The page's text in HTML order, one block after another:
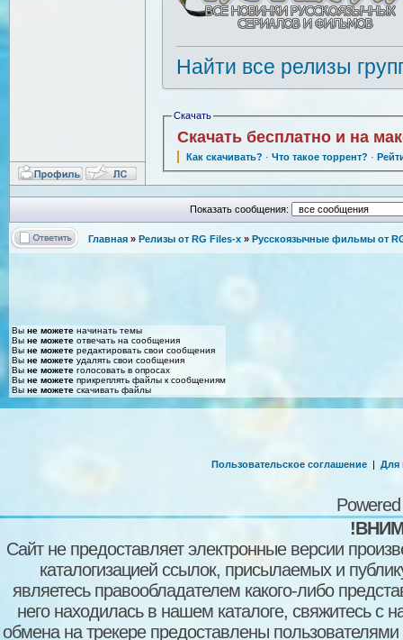
Найти все релизы
Скачать
Скачать бесплатно и на
Как скачивать? · Что такое торрент? ·
Показать сообщения:
Главная » Релизы от RG Files-x » Русскоязычные фильмы от
Вы не можете начинать темы
Вы не можете отвечать на сообщения
Вы не можете редактировать свои сообщения
Вы не можете удалять свои сообщения
Вы не можете голосовать в опросах
Вы не можете прикреплять файлы к сообщениям
Вы не можете скачивать файлы
Пользовательское соглашение | Для
Сайт не предоставляет электронные версии
каталогизацией ссылок, присылаемых и
являетесь правообладателем какого-либо
него находилась в нашем каталоге, свяжитесь
обмена на трекере предоставлены пользователями